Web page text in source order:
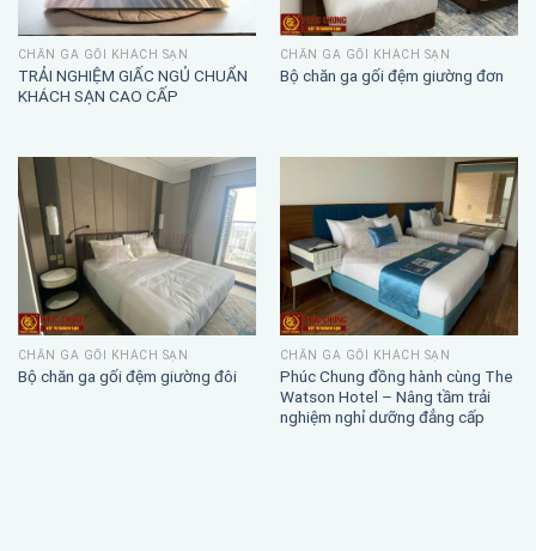
CHĂN GA GỐI KHÁCH SẠN
TRẢI NGHIỆM GIẤC NGỦ CHUẨN
KHÁCH SẠN CAO CẤP
CHĂN GA GỐI KHÁCH SẠN
Bộ chăn ga gối đệm giường đơn
CHĂN GA GỐI KHÁCH SẠN
Bộ chăn ga gối đệm giường đôi
CHĂN GA GỐI KHÁCH SẠN
Phúc Chung đồng hành cùng The
Watson Hotel – Nâng tầm trải
nghiệm nghỉ dưỡng đẳng cấp